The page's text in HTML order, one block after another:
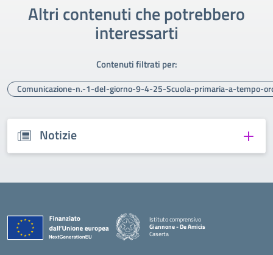
Altri contenuti che potrebbero
interessarti
Contenuti filtrati per:
Comunicazione-n.-1-del-giorno-9-4-25-Scuola-primaria-a-tempo-
Notizie
Istituto comprensivo
Giannone - De Amicis
Caserta